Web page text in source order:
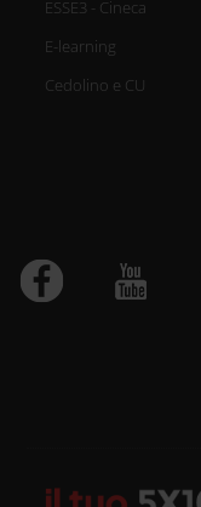
ESSE3 - Cineca
E-learning
Cedolino e CU